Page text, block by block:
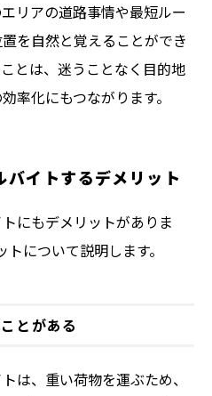
リアの道路事情や最短ルー
を自然と覚えることができ
とは、迷うことなく目的地
率化にもつながります。
イトするデメリット
にもデメリットがありま
について説明します。
とがある
は、重い荷物を運ぶため、